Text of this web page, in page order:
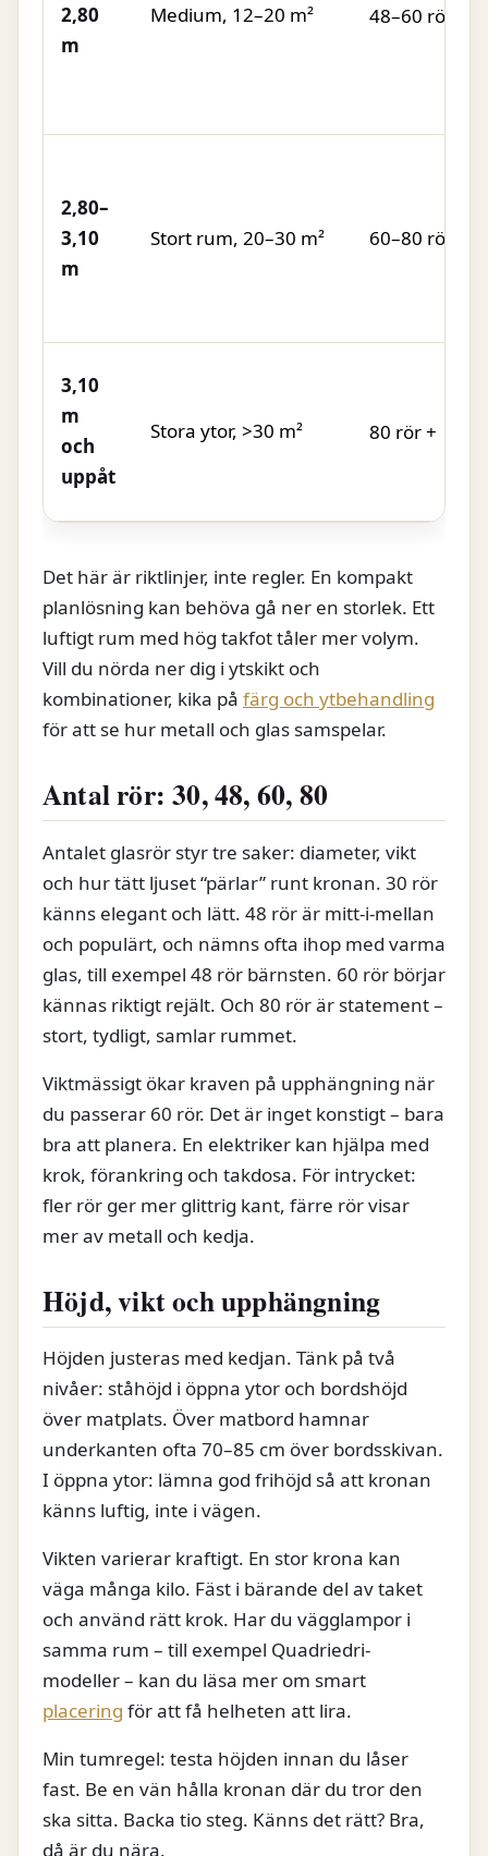
2,80
m
Medium, 12–20 m² 48–60 rör
2,80–
3,10
m
Stort rum, 20–30 m² 60–80 rör
3,10
m
och
uppåt
Stora ytor, >30 m² 80 rör +
Det här är riktlinjer, inte regler. En kompakt
planlösning kan behöva gå ner en storlek. Ett
luftigt rum med hög takfot tåler mer volym.
Vill du nörda ner dig i ytskikt och
kombinationer, kika på färg och ytbehandling
för att se hur metall och glas samspelar.
Antal rör: 30, 48, 60, 80
Antalet glasrör styr tre saker: diameter, vikt
och hur tätt ljuset “pärlar” runt kronan. 30 rör
känns elegant och lätt. 48 rör är mitt-i-mellan
och populärt, och nämns ofta ihop med varma
glas, till exempel 48 rör bärnsten. 60 rör börjar
kännas riktigt rejält. Och 80 rör är statement –
stort, tydligt, samlar rummet.
Viktmässigt ökar kraven på upphängning när
du passerar 60 rör. Det är inget konstigt – bara
bra att planera. En elektriker kan hjälpa med
krok, förankring och takdosa. För intrycket:
fler rör ger mer glittrig kant, färre rör visar
mer av metall och kedja.
Höjd, vikt och upphängning
Höjden justeras med kedjan. Tänk på två
nivåer: ståhöjd i öppna ytor och bordshöjd
över matplats. Över matbord hamnar
underkanten ofta 70–85 cm över bordsskivan.
I öppna ytor: lämna god frihöjd så att kronan
känns luftig, inte i vägen.
Vikten varierar kraftigt. En stor krona kan
väga många kilo. Fäst i bärande del av taket
och använd rätt krok. Har du vägglampor i
samma rum – till exempel Quadriedri-
modeller – kan du läsa mer om smart
placering för att få helheten att lira.
Min tumregel: testa höjden innan du låser
fast. Be en vän hålla kronan där du tror den
ska sitta. Backa tio steg. Känns det rätt? Bra,
då är du nära.